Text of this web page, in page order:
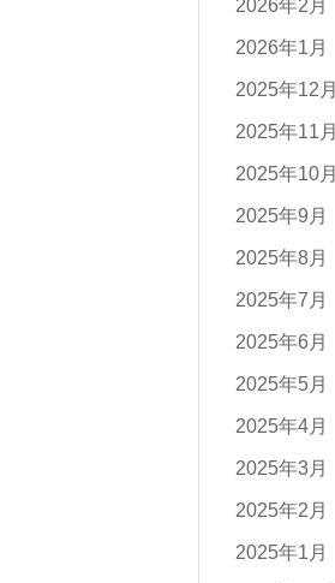
2026年2月
2026年1月
2025年12月
2025年11月
2025年10月
2025年9月
2025年8月
2025年7月
2025年6月
2025年5月
2025年4月
2025年3月
2025年2月
2025年1月